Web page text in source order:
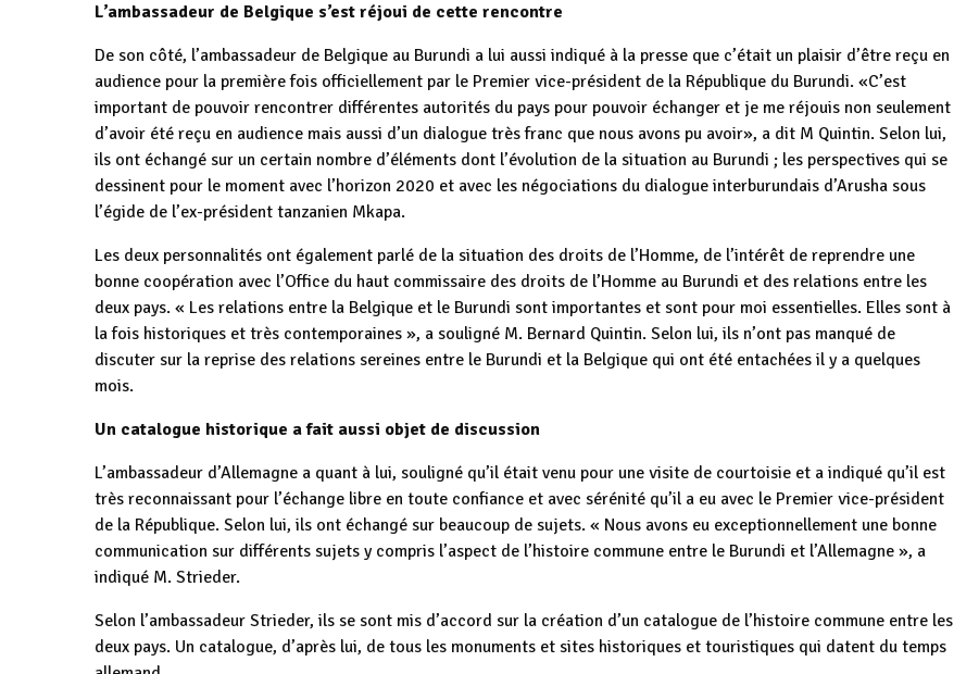
L’ambassadeur de Belgique s’est réjoui de cette rencontre
De son côté, l’ambassadeur de Belgique au Burundi a lui aussi indiqué à la presse que c’était un plaisir d’être reçu en
audience pour la première fois officiellement par le Premier vice-président de la République du Burundi. «C’est
important de pouvoir rencontrer différentes autorités du pays pour pouvoir échanger et je me réjouis non seulement
d’avoir été reçu en audience mais aussi d’un dialogue très franc que nous avons pu avoir», a dit M Quintin. Selon lui,
ils ont échangé sur un certain nombre d’éléments dont l’évolution de la situation au Burundi ; les perspectives qui se
dessinent pour le moment avec l’horizon 2020 et avec les négociations du dialogue interburundais d’Arusha sous
l’égide de l’ex-président tanzanien Mkapa.
Les deux personnalités ont également parlé de la situation des droits de l’Homme, de l’intérêt de reprendre une
bonne coopération avec l’Office du haut commissaire des droits de l’Homme au Burundi et des relations entre les
deux pays. « Les relations entre la Belgique et le Burundi sont importantes et sont pour moi essentielles. Elles sont à
la fois historiques et très contemporaines », a souligné M. Bernard Quintin. Selon lui, ils n’ont pas manqué de
discuter sur la reprise des relations sereines entre le Burundi et la Belgique qui ont été entachées il y a quelques
mois.
Un catalogue historique a fait aussi objet de discussion
L’ambassadeur d’Allemagne a quant à lui, souligné qu’il était venu pour une visite de courtoisie et a indiqué qu’il est
très reconnaissant pour l’échange libre en toute confiance et avec sérénité qu’il a eu avec le Premier vice-président
de la République. Selon lui, ils ont échangé sur beaucoup de sujets. « Nous avons eu exceptionnellement une bonne
communication sur différents sujets y compris l’aspect de l’histoire commune entre le Burundi et l’Allemagne », a
indiqué M. Strieder.
Selon l’ambassadeur Strieder, ils se sont mis d’accord sur la création d’un catalogue de l’histoire commune entre les
deux pays. Un catalogue, d’après lui, de tous les monuments et sites historiques et touristiques qui datent du temps